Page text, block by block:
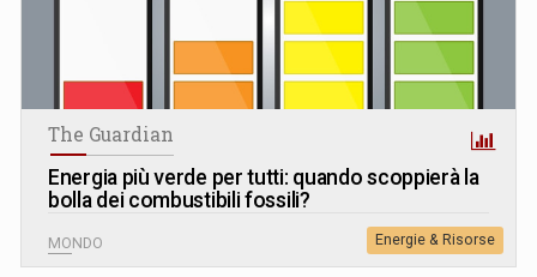
The Guardian
Energia più verde per tutti: quando scoppierà la
bolla dei combustibili fossili?
MONDO Energie & Risorse